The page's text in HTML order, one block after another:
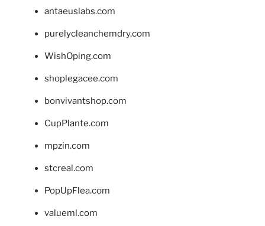
antaeuslabs.com
purelycleanchemdry.com
WishOping.com
shoplegacee.com
bonvivantshop.com
CupPlante.com
mpzin.com
stcreal.com
PopUpFlea.com
valueml.com